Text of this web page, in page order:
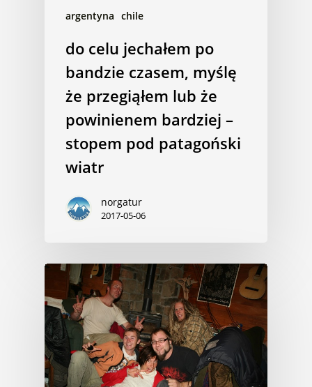
argentyna chile
do celu jechałem po
bandzie czasem, myślę
że przegiąłem lub że
powinienem bardziej –
stopem pod patagoński
wiatr
norgatur
2017-05-06